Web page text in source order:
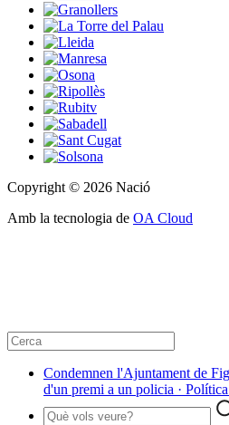
Copyright © 2026 Nació
Amb la tecnologia de OA Cloud
Condemnen l'Ajuntament de
d'un premi a un policia ·